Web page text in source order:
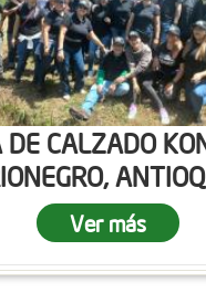
DE CALZADO
Ver más